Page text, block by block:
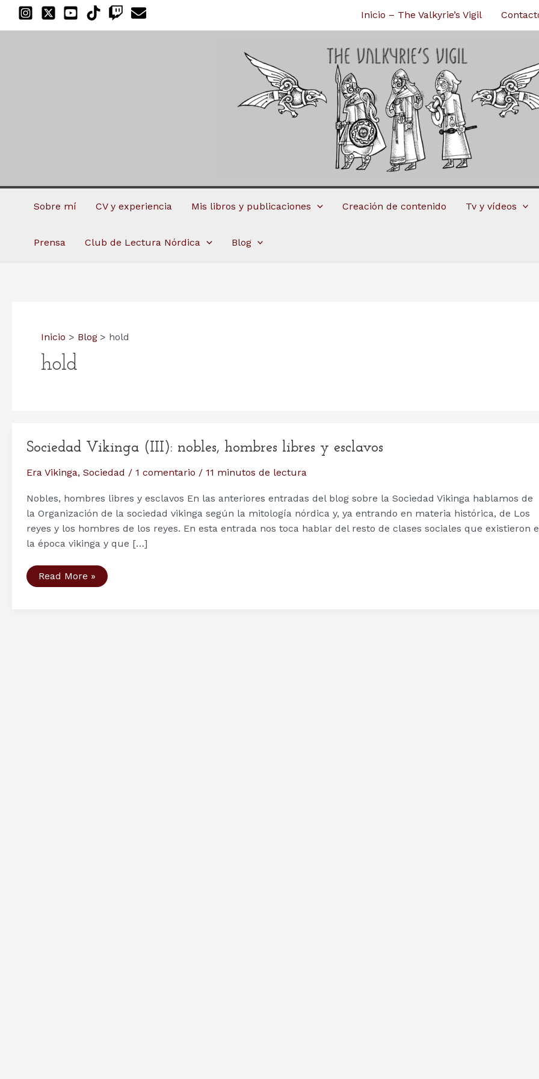
Inicio – The Valkyrie’s Vigil
Sobre mí CV y experiencia Mis libros y publicaciones Creación de contenido Tv y vídeos
Prensa Club de Lectura Nórdica Blog
Inicio Blog hold
hold
Sociedad Vikinga (III): nobles, hombres libres y esclavos
Era Vikinga, Sociedad / 1 comentario / 11 minutos de lectura
Nobles, hombres libres y esclavos En las anteriores entradas del blog sobre la Sociedad Vikinga hablamos de
la Organización de la sociedad vikinga según la mitología nórdica y, ya entrando en materia histórica, de Los
reyes y los hombres de los reyes. En esta entrada nos toca hablar del resto de clases sociales que existieron
la época vikinga y que […]
Sociedad
Vikinga
Read More »